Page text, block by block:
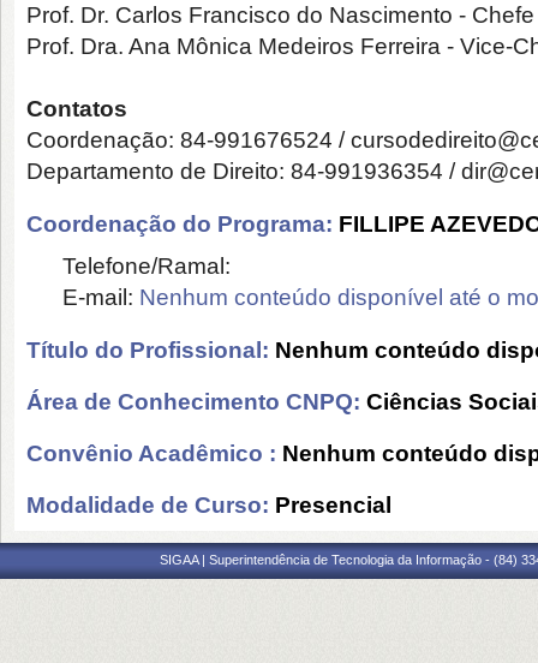
Prof. Dr. Carlos Francisco do Nascimento -
Prof. Dra. Ana Mônica Medeiros Ferreira - Vice-
Contatos
Coordenação: 84-991676524 /
Departamento de Direito: 84-991936354 /
Coordenação do Programa: FILLIPE
Telefone/Ramal:
E-mail: Nenhum conteúdo disponível até o
Título do Profissional: Nenhum conteúdo
Área de Conhecimento CNPQ: Ciências
Convênio Acadêmico : Nenhum conteúdo
Modalidade de Curso: Presencial
SIGAA | Superintendência de Tecnologia da Informação - (84)